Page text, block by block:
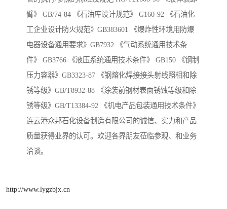
臂》 GB/74-84 《石油库设计规范》 G160-92 《石油化
工企业设计防火规范》GB383601 《爆炸性环境用防爆
电器设备通用要求》GB7932 《气动系统通用技术条
件》 GB3766 《液压系统通用技术条件》 GB150 《钢制
压力容器》GB3323-87 《钢熔化焊接接头射线照相和除
锈等级》GB/T8932-88 《涂装前钢材表面锈蚀等级和除
锈等级》GB/T13384-92 《机电产品包装通用技术条件》
连云港众邦石化设备制造有限公司的诚信、实力和产品
质量获得业界的认可。欢迎各界朋友莅临参观、和业务
洽谈。
http://www.lygzbjx.cn